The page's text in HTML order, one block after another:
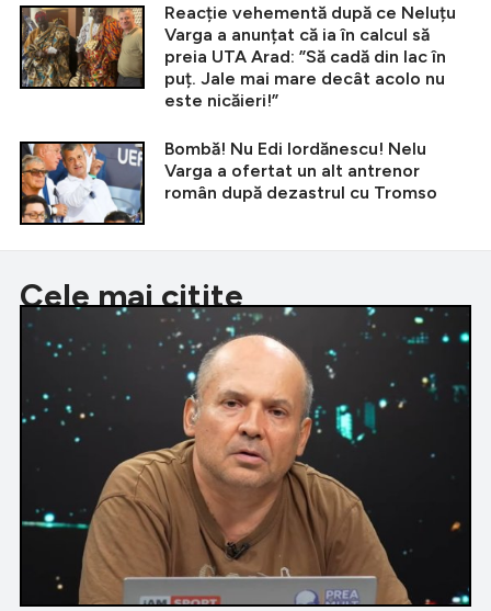
Reacție vehementă după ce Neluțu
Varga a anunțat că ia în calcul să
preia UTA Arad: ”Să cadă din lac în
puț. Jale mai mare decât acolo nu
este nicăieri!”
Bombă! Nu Edi Iordănescu! Nelu
Varga a ofertat un alt antrenor
român după dezastrul cu Tromso
Cele mai citite